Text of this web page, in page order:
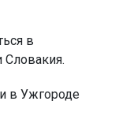
в
Словакия.
в Ужгороде